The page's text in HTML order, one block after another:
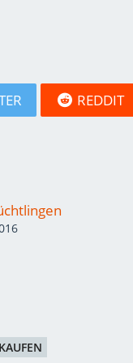
REDDIT
KAUFEN